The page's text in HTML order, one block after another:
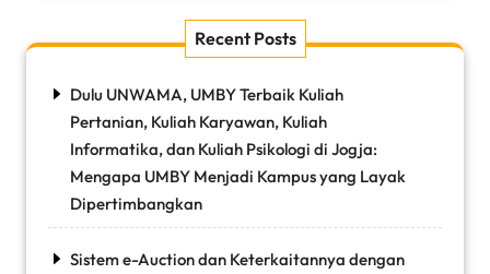
Recent Posts
Dulu UNWAMA, UMBY Terbaik Kuliah
Pertanian, Kuliah Karyawan, Kuliah
Informatika, dan Kuliah Psikologi di Jogja:
Mengapa UMBY Menjadi Kampus yang Layak
Dipertimbangkan
Sistem e-Auction dan Keterkaitannya dengan